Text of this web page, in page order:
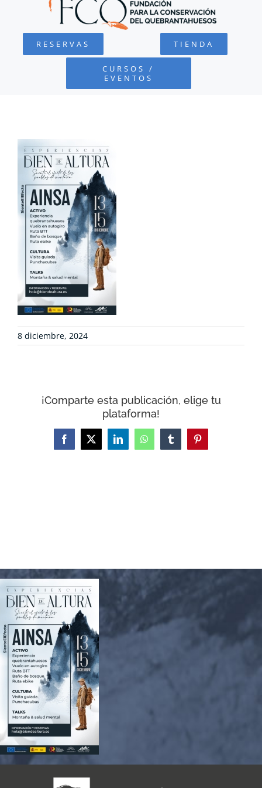
QUEBRANTAHUESOS
FUNDACIÓN
COLABORA
RECURSOS
NOTICIAS
CONTACTO
RESERVAS TIENDA
CURSOS /
EVENTOS
8 diciembre, 2024
¡Comparte esta publicación, elige tu
plataforma!
Facebook
X LinkedInWhatsAppTumblrPinterest